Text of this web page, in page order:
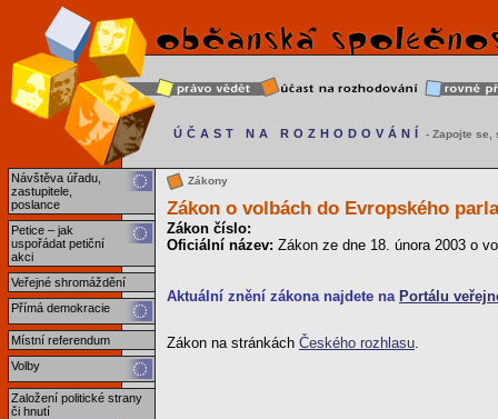
Návštěva úřadu,
zastupitele,
poslance
Petice – jak
uspořádat petiční
akci
Veřejné shromáždění
Přímá demokracie
Místní referendum
Volby
Založení politické strany
či hnutí
ÚČAST NA ROZHODOVÁNÍ - Zapojte se,
Zákony
Zákon o volbách do Evropského
Zákon číslo:
Oficiální název: Zákon ze dne 18. února 2003 o
Aktuální znění zákona najdete na Portálu
Zákon na stránkách Českého rozhlasu